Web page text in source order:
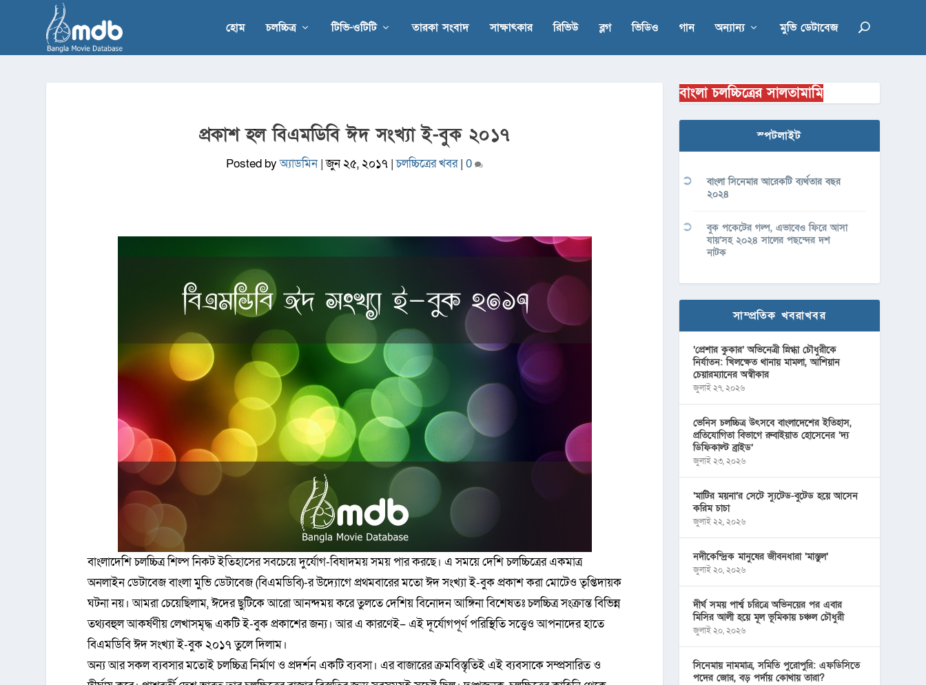
হোম চলচ্চিত্র টিভি-ওটিটি তারকা সংবাদ সাক্ষাৎকার রিভিউ ব্লগ ভিডিও গান অন্যান্য মুভি ডেটাবেজ
প্রকাশ হল বিএমডিবি ঈদ সংখ্যা ই-বুক ২০১৭
Posted byঅ্যাডমিন|জুন ২৫, ২০১৭ |চলচ্চিত্রের খবর|0
বাংলাদেশি চলচ্চিত্র শিল্প নিকট ইতিহাসের সবচেয়ে দুর্যোগ-বিষাদময় সময় পার করছে। এ সময়ে দেশি চলচ্চিত্রের একমাত্র
অনলাইন ডেটাবেজ বাংলা মুভি ডেটাবেজ (বিএমডিবি)-র উদ্যোগে প্রথমবারের মতো ঈদ সংখ্যা ই-বুক প্রকাশ করা মোটেও তৃপ্তিদায়ক
ঘটনা নয়। আমরা চেয়েছিলাম, ঈদের ছুটিকে আরো আনন্দময় করে তুলতে দেশিয় বিনোদন আঙ্গিনা বিশেষতঃ চলচ্চিত্র সংক্রান্ত বিভিন্ন
তথ্যবহুল আকর্ষণীয় লেখাসমৃদ্ধ একটি ই-বুক প্রকাশের জন্য। আর এ কারণেই– এই দূর্যোগপূর্ণ পরিস্থিতি সত্ত্বেও আপনাদের হাতে
বিএমডিবি ঈদ সংখ্যা ই-বুক ২০১৭ তুলে দিলাম।
অন্য আর সকল ব্যবসার মতোই চলচ্চিত্র নির্মাণ ও প্রদর্শন একটি ব্যবসা। এর বাজারের ক্রমবিস্তৃতিই এই ব্যবসাকে সম্প্রসারিত ও
বাংলা চলচ্চিত্রের সালতামামি
স্পটলাইট
বাংলা সিনেমার আরেকটি ব্যর্থতার বছর
২০২৪
বুক পকেটের গল্প, এভাবেও ফিরে আসা
যায়’সহ ২০২৪ সালের পছন্দের দশ
নাটক
সাম্প্রতিক খবরাখবর
‘প্রেশার কুকার’ অভিনেত্রী স্নিগ্ধা চৌধুরীকে
নির্যাতন: খিলক্ষেত থানায় মামলা, আশিয়ান
চেয়ারম্যানের অস্বীকার
জুলাই ২৭, ২০২৬
ভেনিস চলচ্চিত্র উৎসবে বাংলাদেশের ইতিহাস,
প্রতিযোগিতা বিভাগে রুবাইয়াত হোসেনের ‘দ্য
ডিফিকাল্ট ব্রাইড’
জুলাই ২৩, ২০২৬
‘মাটির ময়না’র সেটে স্যুটেড-বুটেড হয়ে আসেন
করিম চাচা
জুলাই ২২, ২০২৬
নদীকেন্দ্রিক মানুষের জীবনধারা ‘মাস্তুল’
জুলাই ২০, ২০২৬
দীর্ঘ সময় পার্শ্ব চরিত্রে অভিনয়ের পর এবার
মিসির আলী হয়ে মূল ভূমিকায় চঞ্চল চৌধুরী
জুলাই ২০, ২০২৬
সিনেমায় নামমাত্র, সমিতি পুরোপুরি: এফডিসিতে
পদের জোর, বড় পর্দায় কোথায় তারা?